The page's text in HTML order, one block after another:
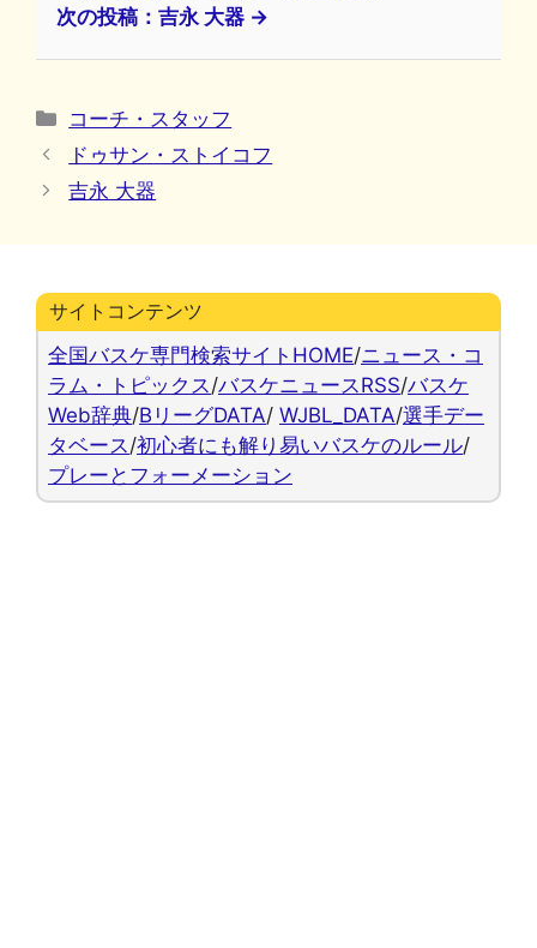
次の投稿：吉永 大器 →
カ
テ
ゴ
リ
コーチ・スタッフ
ドゥサン・ストイコフ
吉永 大器
サイトコンテンツ
全国バスケ専門検索サイトHOME/ニュース・コ
ラム・トピックス /バスケニュースRSS/バスケ
Web辞典/BリーグDATA/ WJBL_DATA/選手デー
タベース /初心者にも解り易いバスケのルール/
プレーとフォーメーション